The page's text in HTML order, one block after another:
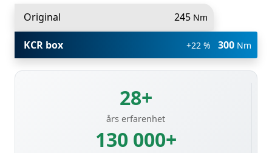
Original 245 Nm
KCR box +22 % 300 Nm
28+
års erfarenhet
130 000+